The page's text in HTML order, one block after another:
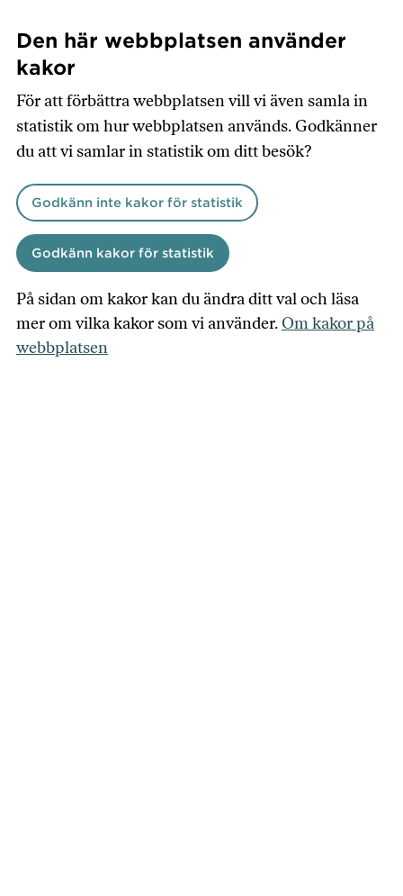
till
huvudinnehåll
Den här webbplatsen använder
kakor
För att förbättra webbplatsen vill vi även samla in
statistik om hur webbplatsen används. Godkänner
du att vi samlar in statistik om ditt besök?
Godkänn inte kakor för statistik
Godkänn kakor för statistik
På sidan om kakor kan du ändra ditt val och läsa
mer om vilka kakor som vi använder.Om kakor på
webbplatsen